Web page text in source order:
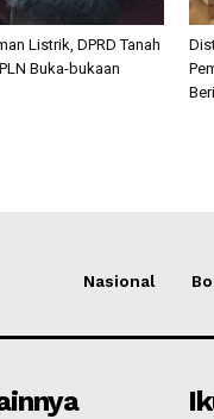
Listrik, DPRD Tanah
Buka-bukaan
Nasional